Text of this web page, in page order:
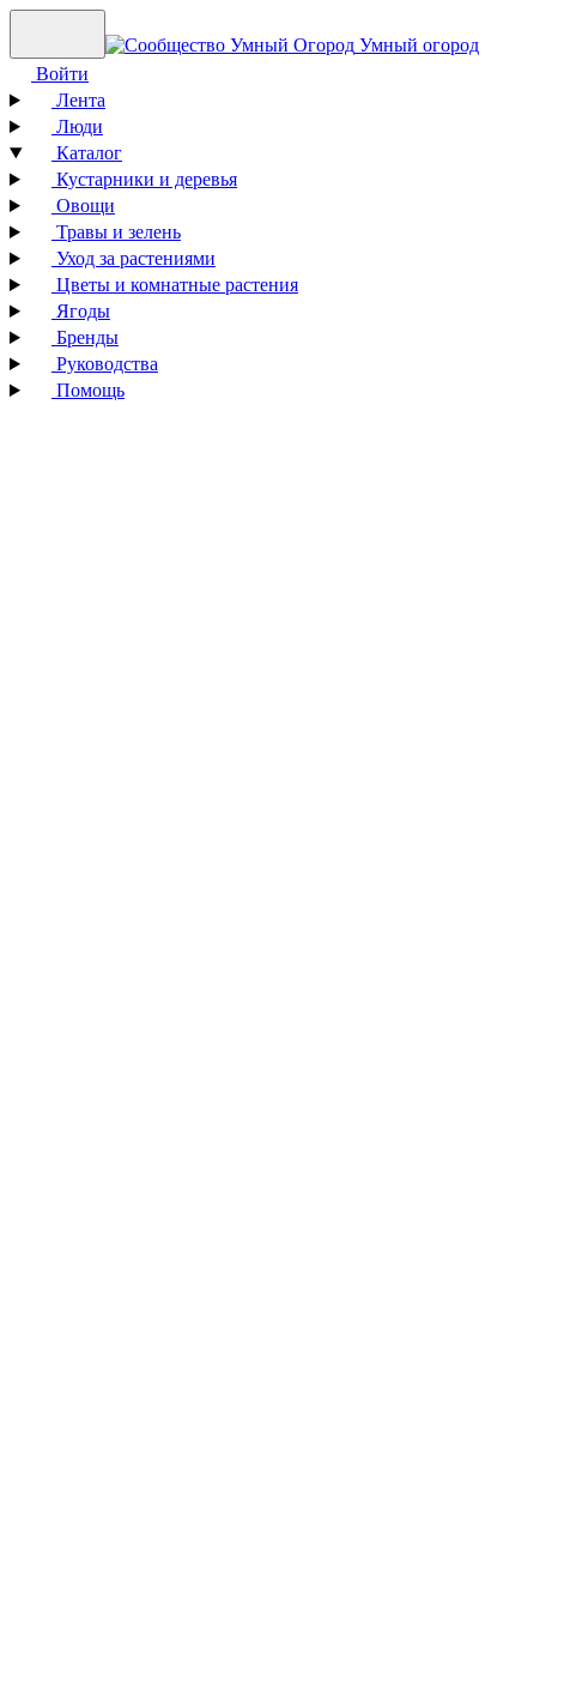
Умный огород
Войти
Лента
Люди
Каталог
Кустарники и деревья
Овощи
Травы и зелень
Уход за растениями
Цветы и комнатные растения
Ягоды
Бренды
Руководства
Помощь